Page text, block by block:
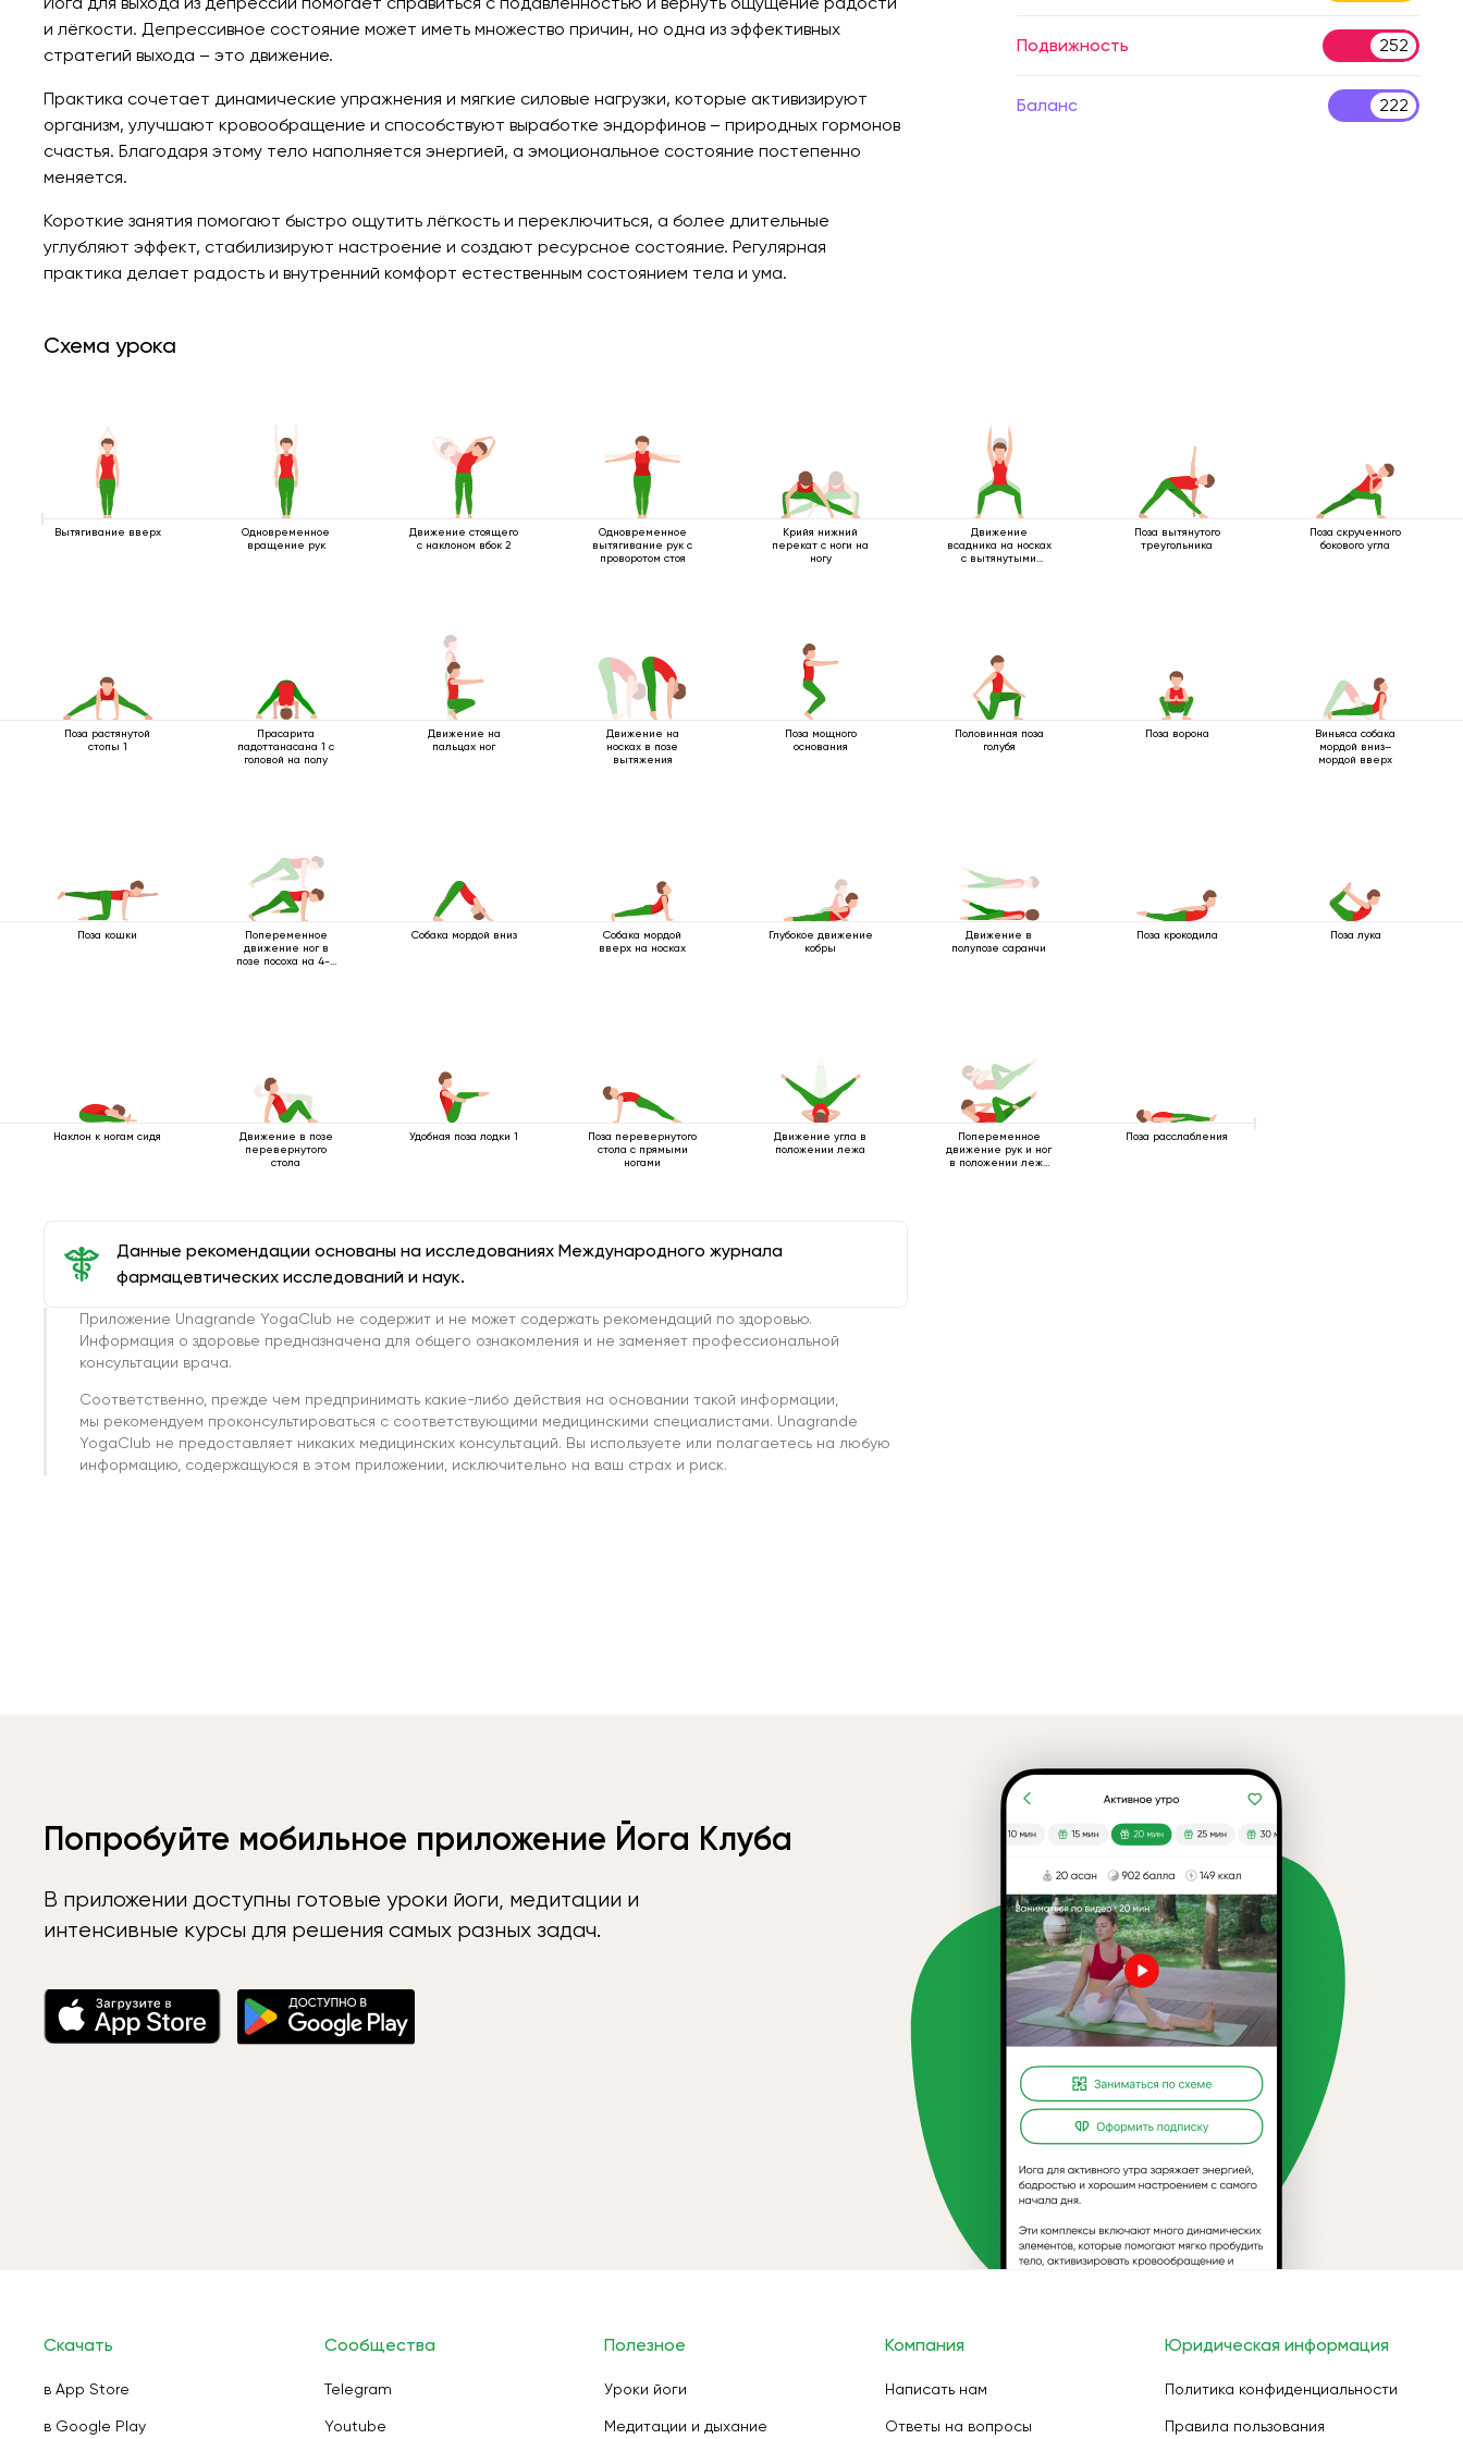
и лёгкости. Депрессивное состояние может иметь множество причин, но одна из эффективных
стратегий выхода – это движение.
Практика сочетает динамические упражнения и мягкие силовые нагрузки, которые активизируют
организм, улучшают кровообращение и способствуют выработке эндорфинов – природных гормонов
счастья. Благодаря этому тело наполняется энергией, а эмоциональное состояние постепенно
меняется.
Короткие занятия помогают быстро ощутить лёгкость и переключиться, а более длительные
углубляют эффект, стабилизируют настроение и создают ресурсное состояние. Регулярная
практика делает радость и внутренний комфорт естественным состоянием тела и ума.
Подвижность 252
Баланс 222
Схема урока
Вытягивание вверх
Одновременное
вращение рук
Движение стоящего
с наклоном вбок 2
Одновременное
вытягивание рук с
проворотом стоя
Крийя нижний
перекат с ноги на
ногу
Движение
всадника на носках
с вытянутыми
Поза вытянутого
треугольника
Поза скрученного
бокового угла
Поза растянутой
стопы 1
Прасарита
падоттанасана 1 с
головой на полу
Движение на
пальцах ног
Движение на
носках в позе
вытяжения
Поза мощного
основания
Половинная поза
голубя
Поза ворона
Виньяса собака
мордой вниз–
мордой вверх
Поза кошки
Попеременное
движение ног в
позе посоха на 4-х
Собака мордой вниз
Собака мордой
вверх на носках
Глубокое движение
кобры
Движение в
полупозе саранчи
Поза крокодила Поза лука
Наклон к ногам сидя
Движение в позе
перевернутого
стола
Удобная поза лодки 1
Поза перевернутого
стола с прямыми
ногами
Движение угла в
положении лежа
Попеременное
движение рук и ног
в положении лежа
Поза расслабления
Данные рекомендации основаны на исследованиях Международного журнала
фармацевтических исследований и наук.
Приложение Unagrande YogaClub не содержит и не может содержать рекомендаций по здоровью.
Информация о здоровье предназначена для общего ознакомления и не заменяет профессиональной
консультации врача.
Соответственно, прежде чем предпринимать какие-либо действия на основании такой информации,
мы рекомендуем проконсультироваться с соответствующими медицинскими специалистами. Unagrande
YogaClub не предоставляет никаких медицинских консультаций. Вы используете или полагаетесь на любую
информацию, содержащуюся в этом приложении, исключительно на ваш страх и риск.
Попробуйте мобильное приложение Йога Клуба
В приложении доступны готовые уроки йоги, медитации и
интенсивные курсы для решения самых разных задач.
Скачать
в App Store
в Google Play
Сообщества
Telegram
Youtube
Полезное
Уроки йоги
Медитации и дыхание
Компания
Написать нам
Ответы на вопросы
Юридическая информация
Политика конфиденциальности
Правила пользования